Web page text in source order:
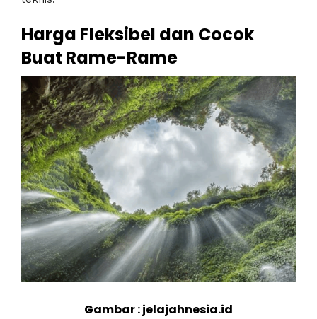
Harga Fleksibel dan Cocok
Buat Rame-Rame
Gambar : jelajahnesia.id